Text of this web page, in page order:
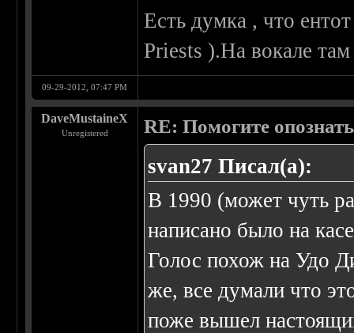
Есть думка , что
Priests ).На вокале
09-29-2012, 07:47 PM
DaveMustaineX
Unregistered RE: Помогите
svan27 Писал(а):
В 1990 (может чуть
написано было на
Голос похож на Удо
же, все думали что
поже вышел